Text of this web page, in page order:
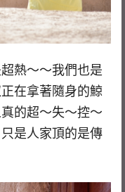
熱～～我們也是
在拿著隨身的鯨
的超～失～控～
是人家頂的是傳